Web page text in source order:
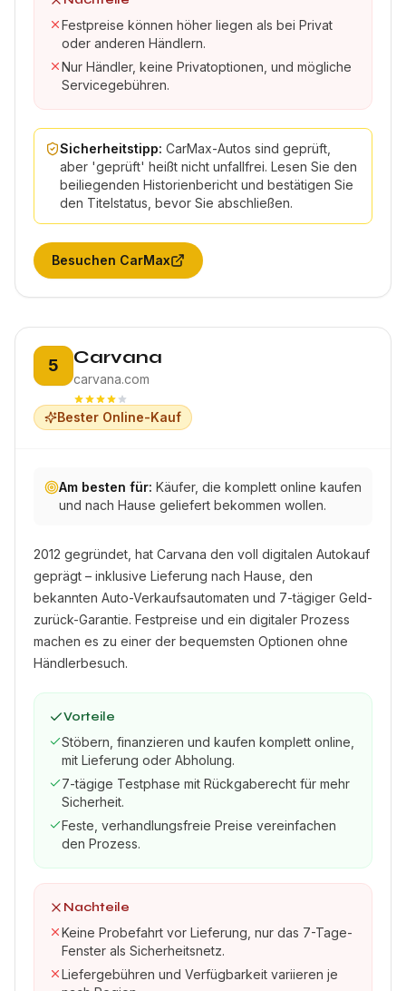
Festpreise können höher liegen als bei Privat
oder anderen Händlern.
Nur Händler, keine Privatoptionen, und mögliche
Servicegebühren.
Sicherheitstipp: CarMax-Autos sind geprüft,
aber 'geprüft' heißt nicht unfallfrei. Lesen Sie den
beiliegenden Historienbericht und bestätigen Sie
den Titelstatus, bevor Sie abschließen.
Besuchen CarMax
5 Platz 5:
Carvana
carvana.com
Bester Online-Kauf
Am besten für: Käufer, die komplett online kaufen
und nach Hause geliefert bekommen wollen.
2012 gegründet, hat Carvana den voll digitalen Autokauf
geprägt – inklusive Lieferung nach Hause, den
bekannten Auto-Verkaufsautomaten und 7-tägiger Geld-
zurück-Garantie. Festpreise und ein digitaler Prozess
machen es zu einer der bequemsten Optionen ohne
Händlerbesuch.
Vorteile
Stöbern, finanzieren und kaufen komplett online,
mit Lieferung oder Abholung.
7-tägige Testphase mit Rückgaberecht für mehr
Sicherheit.
Feste, verhandlungsfreie Preise vereinfachen
den Prozess.
Nachteile
Keine Probefahrt vor Lieferung, nur das 7-Tage-
Fenster als Sicherheitsnetz.
Liefergebühren und Verfügbarkeit variieren je